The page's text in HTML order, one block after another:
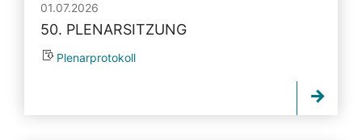
01.07.2026
50. PLENARSITZUNG
Plenarprotokoll